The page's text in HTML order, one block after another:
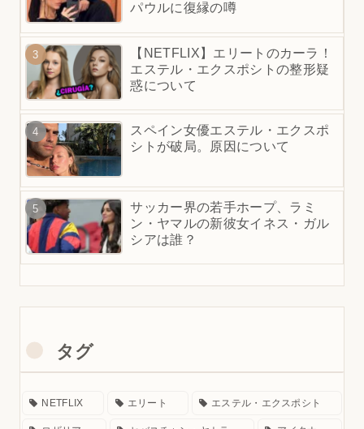
パウルに復縁の噂
【NETFLIX】エリートのカーラ！
エステル・エクスポシトの整形疑
惑について
スペイン女優エステル・エクスポ
シトが破局。原因について
サッカー界の若手ホープ、ラミ
ン・ヤマルの新彼女イネス・ガル
シアは誰？
タグ
NETFLIX エリート エステル・エクスポシト